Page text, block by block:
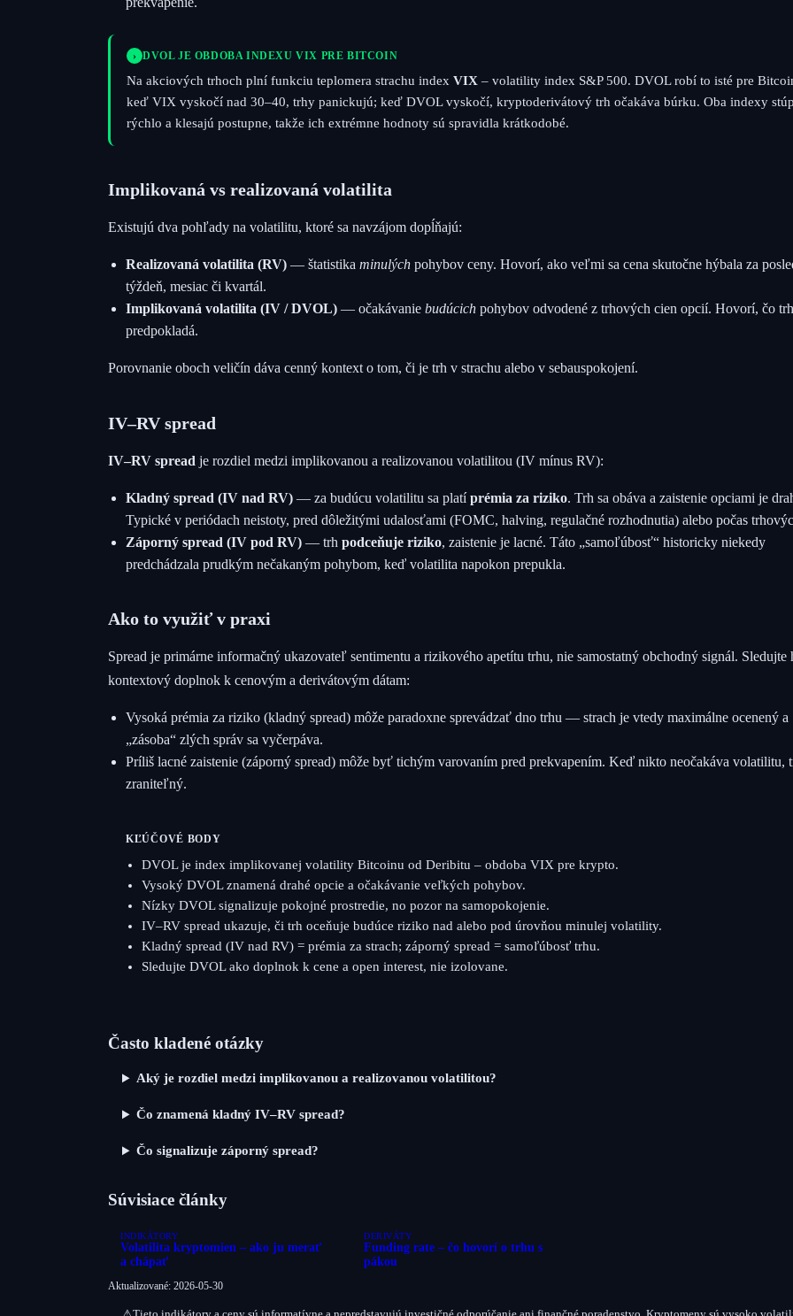
› DVOL JE OBDOBA INDEXU VIX PRE BITCOIN
Na akciových trhoch plní funkciu teplomera strachu index VIX – volatility index S&P 500. DVOL robí to isté pre
keď VIX vyskočí nad 30–40, trhy panickujú; keď DVOL vyskočí, kryptoderivátový trh očakáva búrku. Oba indexy
rýchlo a klesajú postupne, takže ich extrémne hodnoty sú spravidla krátkodobé.
Implikovaná vs realizovaná volatilita
Existujú dva pohľady na volatilitu, ktoré sa navzájom dopĺňajú:
Realizovaná volatilita (RV) — štatistika minulých pohybov ceny. Hovorí, ako veľmi sa cena skutočne hýbala za
týždeň, mesiac či kvartál.
Implikovaná volatilita (IV / DVOL) — očakávanie budúcich pohybov odvodené z trhových cien opcií. Hovorí, čo trh
predpokladá.
Porovnanie oboch veličín dáva cenný kontext o tom, či je trh v strachu alebo v sebauspokojení.
IV–RV spread
IV–RV spread je rozdiel medzi implikovanou a realizovanou volatilitou (IV mínus RV):
Kladný spread (IV nad RV) — za budúcu volatilitu sa platíprémia za riziko. Trh sa obáva a zaistenie opciami je
Typické v periódach neistoty, pred dôležitými udalosťami (FOMC, halving, regulačné rozhodnutia) alebo počas
Záporný spread (IV pod RV) — trh podceňuje riziko, zaistenie je lacné. Táto „samoľúbosť“ historicky niekedy
predchádzala prudkým nečakaným pohybom, keď volatilita napokon prepukla.
Ako to využiť v praxi
Spread je primárne informačný ukazovateľ sentimentu a rizikového apetítu trhu, nie samostatný obchodný signál. Sledujte
kontextový doplnok k cenovým a derivátovým dátam:
Vysoká prémia za riziko (kladný spread) môže paradoxne sprevádzať dno trhu — strach je vtedy maximálne ocenený a
„zásoba“ zlých správ sa vyčerpáva.
Príliš lacné zaistenie (záporný spread) môže byť tichým varovaním pred prekvapením. Keď nikto neočakáva volatilitu,
zraniteľný.
KĽÚČOVÉ BODY
DVOL je index implikovanej volatility Bitcoinu od Deribitu – obdoba VIX pre krypto.
Vysoký DVOL znamená drahé opcie a očakávanie veľkých pohybov.
Nízky DVOL signalizuje pokojné prostredie, no pozor na samopokojenie.
IV–RV spread ukazuje, či trh oceňuje budúce riziko nad alebo pod úrovňou minulej volatility.
Kladný spread (IV nad RV) = prémia za strach; záporný spread = samoľúbosť trhu.
Sledujte DVOL ako doplnok k cene a open interest, nie izolovane.
Často kladené otázky
Aký je rozdiel medzi implikovanou a realizovanou volatilitou?
Čo znamená kladný IV–RV spread?
Čo signalizuje záporný spread?
Súvisiace články
INDIKÁTORY
Volatilita kryptomien – ako ju merať
a chápať
DERIVÁTY
Funding rate – čo hovorí o trhu s
pákou
Aktualizované: 2026-05-30